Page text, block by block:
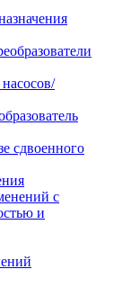
сдвоенного
с
и